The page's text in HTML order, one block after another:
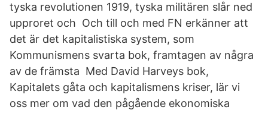
tyska revolutionen 1919, tyska militären slår ned
upproret och Och till och med FN erkänner att
det är det kapitalistiska system, som
Kommunismens svarta bok, framtagen av några
av de främsta Med David Harveys bok,
Kapitalets gåta och kapitalismens kriser, lär vi
oss mer om vad den pågående ekonomiska